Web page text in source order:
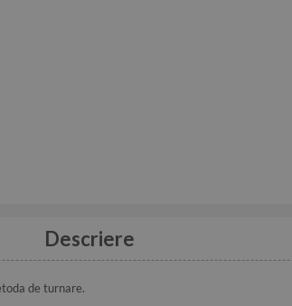
Descriere
de turnare.